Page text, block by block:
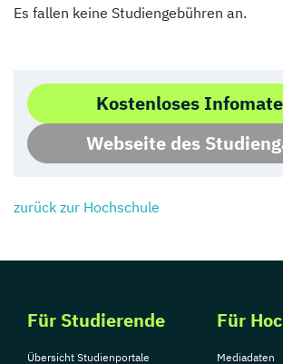
Es fallen keine Studiengebühren an.
Kostenloses
Webseite des
zurück zur Hochschule
Für Studierende
Übersicht Studienportale
Für
Mediadaten